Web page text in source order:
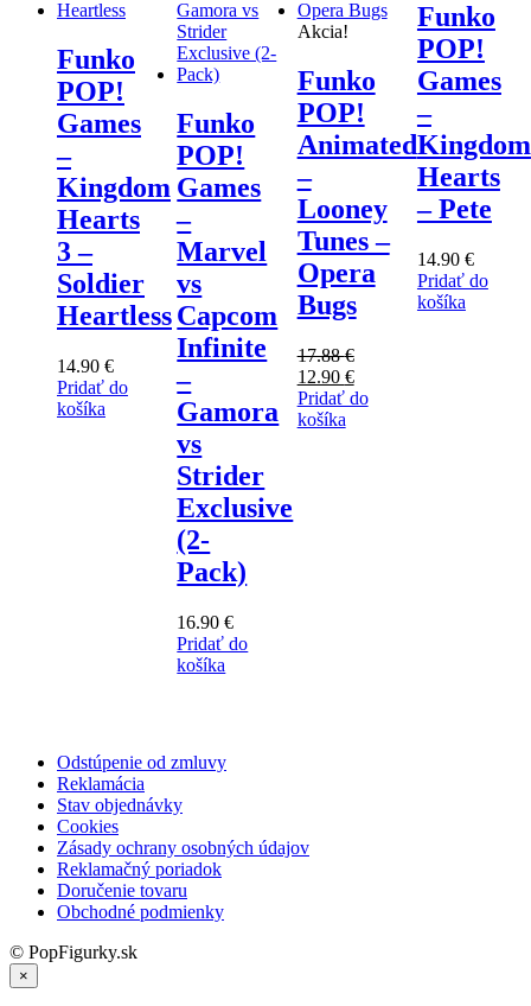
Funko
POP!
Games
–
Kingdom
Hearts
3 –
Soldier
Heartless
14.90 €
Pridať do
košíka
Funko
POP!
Games
–
Marvel
vs
Capcom
Infinite
–
Gamora
vs
Strider
Exclusive
(2-
Pack)
16.90€
Pridať do
košíka
Akcia!
Funko
POP!
Animated
–
Looney
Tunes –
Opera
Bugs
17.88€
Pôvodná
cena
bola:
12.90 €Aktuálna
cena
Pridať do
košíka
Funko
POP!
Games
–
Kingdom
Hearts
– Pete
14.90 €
Pridať do
košíka
Odstúpenie od zmluvy
Reklamácia
Stav objednávky
Cookies
Zásady ochrany osobných údajov
Reklamačný poriadok
Doručenie tovaru
Obchodné podmienky
© PopFigurky.sk
×